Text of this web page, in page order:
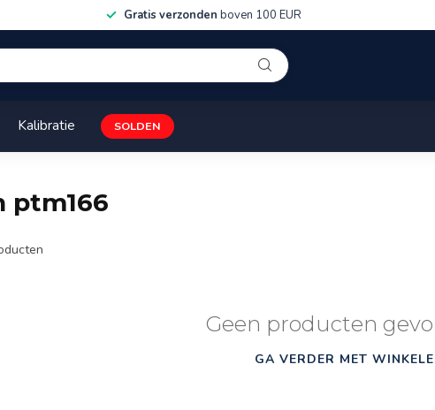
Gratis verzonden boven 100 EUR
Kalibratie SOLDEN
ptm166
Geen producten
GA VERDER MET